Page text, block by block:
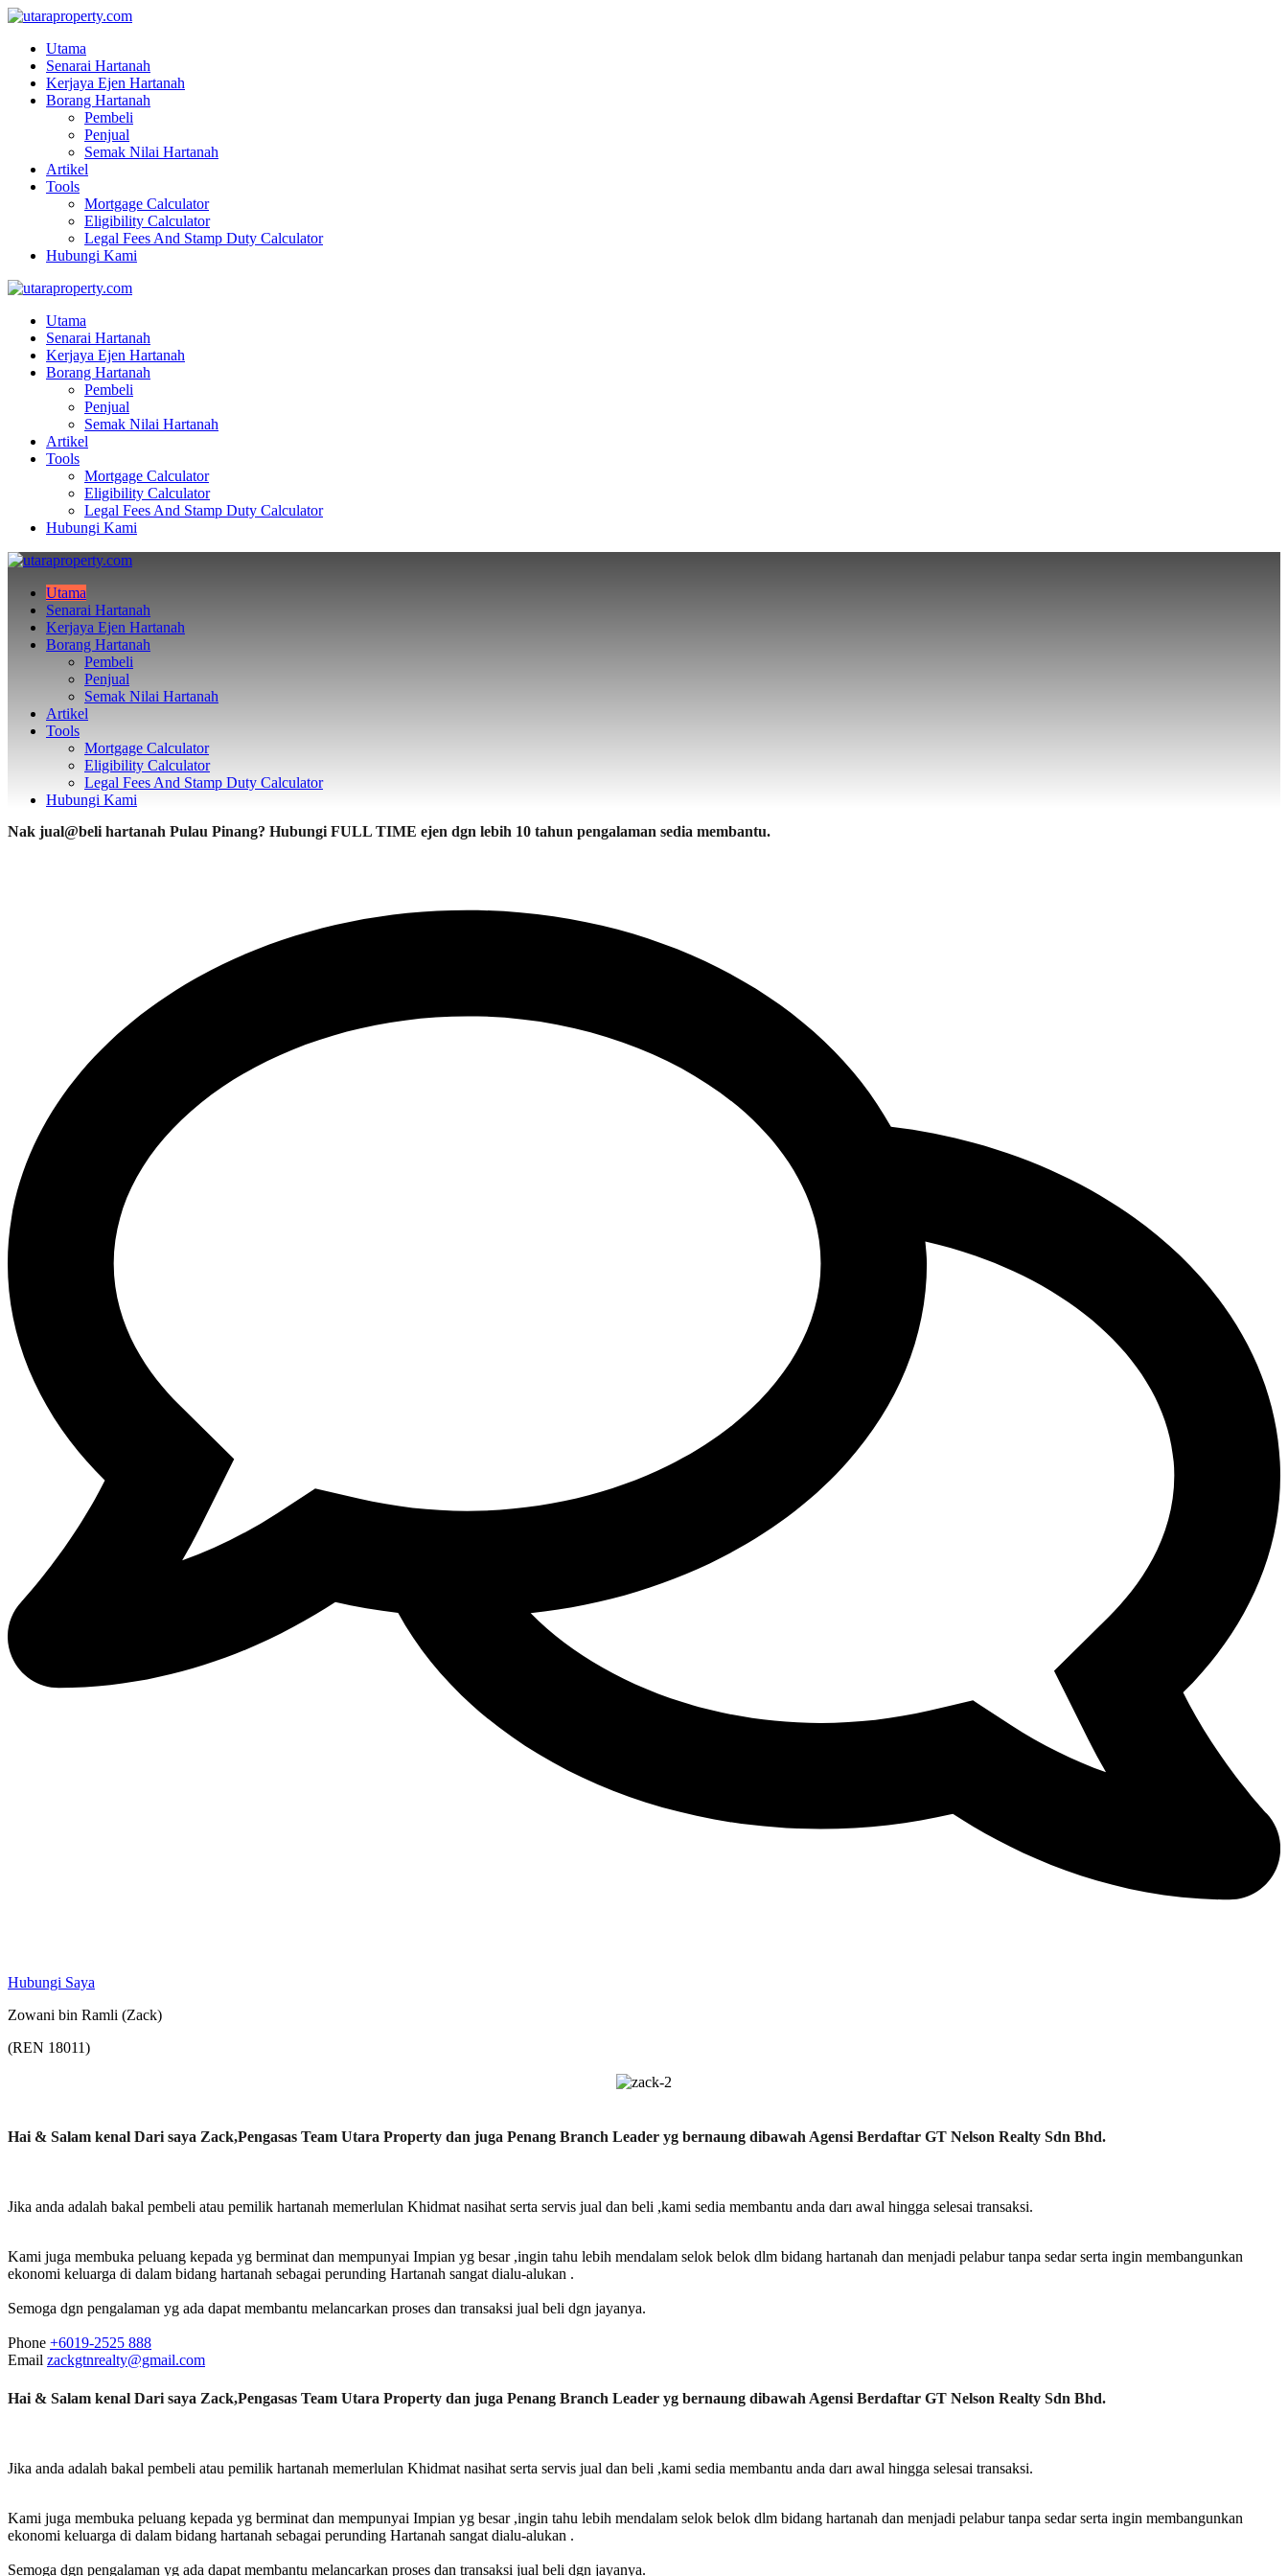
Utama
Senarai Hartanah
Kerjaya Ejen Hartanah
Borang Hartanah
Pembeli
Penjual
Semak Nilai Hartanah
Artikel
Tools
Mortgage Calculator
Eligibility Calculator
Legal Fees And Stamp Duty Calculator
Hubungi Kami
Utama
Senarai Hartanah
Kerjaya Ejen Hartanah
Borang Hartanah
Pembeli
Penjual
Semak Nilai Hartanah
Artikel
Tools
Mortgage Calculator
Eligibility Calculator
Legal Fees And Stamp Duty Calculator
Hubungi Kami
Utama
Senarai Hartanah
Kerjaya Ejen Hartanah
Borang Hartanah
Pembeli
Penjual
Semak Nilai Hartanah
Artikel
Tools
Mortgage Calculator
Eligibility Calculator
Legal Fees And Stamp Duty Calculator
Hubungi Kami
Nak jual@beli hartanah Pulau Pinang? Hubungi FULL TIME ejen dgn lebih 10 tahun pengalaman sedia membantu.
Hubungi Saya
Zowani bin Ramli (Zack)
(REN 18011)
Hai & Salam kenal Dari saya Zack,Pengasas Team Utara Property dan juga Penang Branch Leader yg bernaung dibawah Agensi Berdaftar GT Nelson Realty Sdn Bhd.
Jika anda adalah bakal pembeli atau pemilik hartanah memerlulan Khidmat nasihat serta servis jual dan beli ,kami sedia membantu anda darı awal hingga selesai transaksi.
Kami juga membuka peluang kepada yg berminat dan mempunyai Impian yg besar ,ingin tahu lebih mendalam selok belok dlm bidang hartanah dan menjadi pelabur tanpa sedar serta ingin membangunkan
ekonomi keluarga di dalam bidang hartanah sebagai perunding Hartanah sangat dialu-alukan .
Semoga dgn pengalaman yg ada dapat membantu melancarkan proses dan transaksi jual beli dgn jayanya.
Phone +6019-2525 888
Email zackgtnrealty@gmail.com
Hai & Salam kenal Dari saya Zack,Pengasas Team Utara Property dan juga Penang Branch Leader yg bernaung dibawah Agensi Berdaftar GT Nelson Realty Sdn Bhd.
Jika anda adalah bakal pembeli atau pemilik hartanah memerlulan Khidmat nasihat serta servis jual dan beli ,kami sedia membantu anda darı awal hingga selesai transaksi.
Kami juga membuka peluang kepada yg berminat dan mempunyai Impian yg besar ,ingin tahu lebih mendalam selok belok dlm bidang hartanah dan menjadi pelabur tanpa sedar serta ingin membangunkan
ekonomi keluarga di dalam bidang hartanah sebagai perunding Hartanah sangat dialu-alukan .
Semoga dgn pengalaman yg ada dapat membantu melancarkan proses dan transaksi jual beli dgn jayanya.